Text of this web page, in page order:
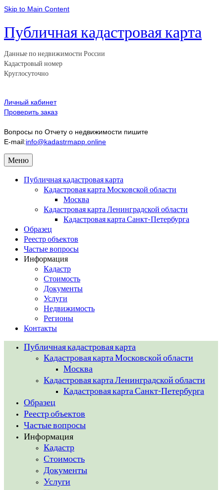
Skip to Main Content
Публичная кадастровая карта
Данные по недвижимости России
Кадастровый номер
Круглосуточно
Личный кабинет
Проверить заказ
Вопросы по Отчету о недвижимости пишите
E-mail:info@kadastrmapp.online
Меню
Публичная кадастровая карта
Кадастровая карта Московской области
Москва
Кадастровая карта Ленинградской области
Кадастровая карта Санкт-Петербурга
Образец
Реестр объектов
Частые вопросы
Информация
Кадастр
Стоимость
Документы
Услуги
Недвижимость
Регионы
Контакты
Публичная кадастровая карта
Кадастровая карта Московской области
Москва
Кадастровая карта Ленинградской области
Кадастровая карта Санкт-Петербурга
Образец
Реестр объектов
Частые вопросы
Информация
Кадастр
Стоимость
Документы
Услуги